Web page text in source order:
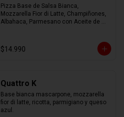
Pizza Base de Salsa Bianca,
Mozzarella Fior di Latte, Champiñones,
Albahaca, Parmesano con Aceite de
$14.990
Quattro K
Base bianca mascarpone, mozzarella
fior di latte, ricotta, parmigiano y queso
azul.